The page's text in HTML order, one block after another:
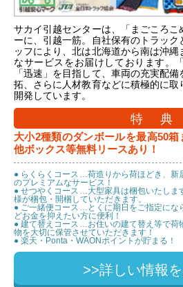
サカイ引越センターは、「まごころこ
ーに、引越一筋。自社保有のトラック
ッフにより、北は北海道から南は沖
なサービスをお届けしております。
「迅速」を目指して、車両の充実配
拓、さらに人材教育などに積極的に取
開発しています。
特 典
大小2種類のダンボールを最高50
他ボックス等無料リースあり！
● らくらくコース…荷造りから荷ほどき、新
のプレミアムなサービス！
● せつやくコース…大型家具は梱包いたしま
様が梱包・開梱していただきます。
● ご一緒便コース…とくに期日をご指定にな
どお金を抑えたい方に便利！
● 建て替えコース…お住いの建て替え等で荷
物を大切に保管させていただきます！
● 楽天・Ponta・WAONポイントが貯まる！
>>詳しい情報